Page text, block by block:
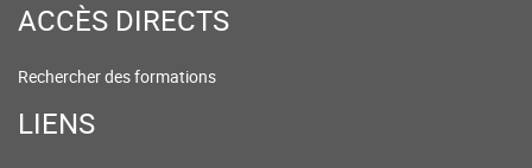
ACCÈS DIRECTS
Rechercher des formations
LIENS